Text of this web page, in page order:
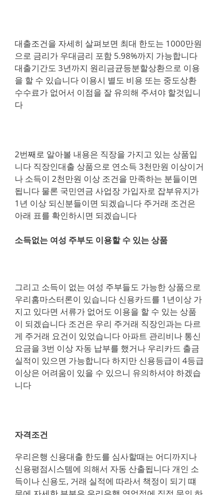
대출조건을 자세히 살펴보면 최대 한도는 1000만원
으로 금리가 우대금리 포함 5.98%까지 가능합니다
대출기간도 3년까지 원리금균등분할상환으로 이용
을 할 수 있습니다 이용시 별도 비용 또는 중도상환
수수료가 없어서 이점을 잘 유의해 주셔야 할것입니
다
2번째로 알아볼 내용은 직장을 가지고 있는 상품입
니다 직장인대출 상품으로 연소득 3천만원 이상이거
나 소득이 2천만원 이상 조건을 만족하는 분들이면
됩니다 물론 국민연금 사업장 가입자로 잡부유지가
1년 이상 되신분들이면 되겠습니다 주거래 조건은
아래 표를 확인하시면 되겠습니다
소득없는 여성 주부도 이용할 수 있는 상품
그리고 소득이 없는 여성 주부들도 가능한 상품으로
우리홈마스터론이 있습니다 신용카드를 1년이상 가
지고 있다면 서류가 없어도 이용을 할 수 있는 상품
이 되겠습니다 조건은 우리 주거래 직장인과는 다르
게 주거래 요건이 있었습니다 아파트 관리비나 통신
요금을 3번 이상 자동 납부를 했거나 우리카드 출금
실적이 있으면 가능합니다 하지만 신용등급이 4등급
이상은 어려움이 있을 수 있으니 유의하셔야 하겠습
니다
자격조건
우리은행 신용대출 한도를 심사할때는 어디까지나
신용평점시스템에 의해서 자동 산출됩니다 개인 소
득이나 신용도, 거래 실적에 따라서 책정이 되기 떄